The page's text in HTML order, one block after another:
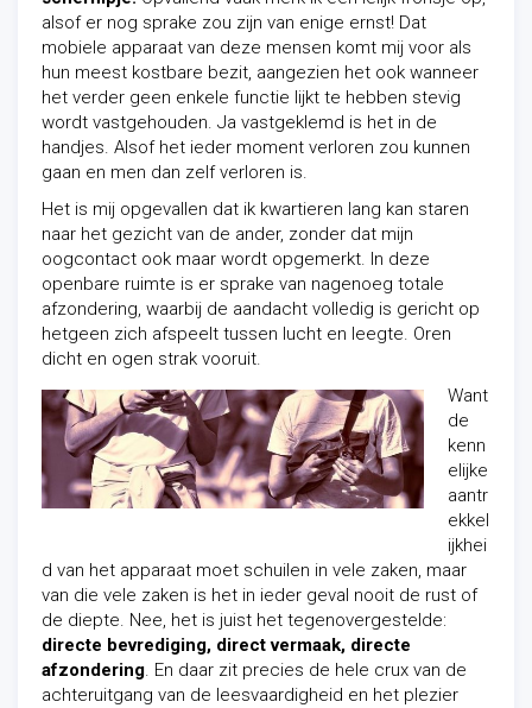
alsof er nog sprake zou zijn van enige ernst! Dat
mobiele apparaat van deze mensen komt mij voor als
hun meest kostbare bezit, aangezien het ook wanneer
het verder geen enkele functie lijkt te hebben stevig
wordt vastgehouden. Ja vastgeklemd is het in de
handjes. Alsof het ieder moment verloren zou kunnen
gaan en men dan zelf verloren is.
Het is mij opgevallen dat ik kwartieren lang kan staren
naar het gezicht van de ander, zonder dat mijn
oogcontact ook maar wordt opgemerkt. In deze
openbare ruimte is er sprake van nagenoeg totale
afzondering, waarbij de aandacht volledig is gericht op
hetgeen zich afspeelt tussen lucht en leegte. Oren
dicht en ogen strak vooruit.
Want
de
kenn
elijke
aantr
ekkel
ijkhei
d van het apparaat moet schuilen in vele zaken, maar
van die vele zaken is het in ieder geval nooit de rust of
de diepte. Nee, het is juist het tegenovergestelde:
directe bevrediging, direct vermaak, directe
afzondering. En daar zit precies de hele crux van de
achteruitgang van de leesvaardigheid en het plezier